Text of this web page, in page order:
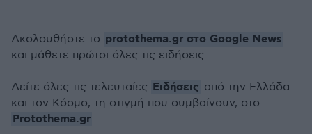
Ακολουθήστε το protothema.gr στο Google News
και μάθετε πρώτοι όλες τις ειδήσεις
Δείτε όλες τις τελευταίες Ειδήσεις από την Ελλάδα
και τον Κόσμο, τη στιγμή που συμβαίνουν, στο
Protothema.gr